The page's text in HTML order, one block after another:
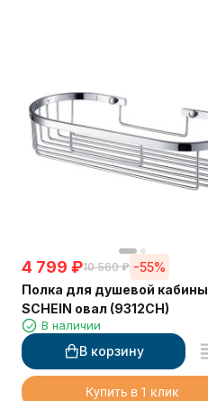
4 799 ₽10 560 ₽ -55%
Полка для душевой кабины
SCHEIN овал (9312CH)
В наличии
В корзину
Купить в 1 клик